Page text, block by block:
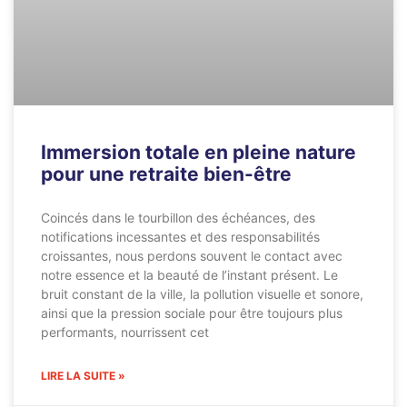
Immersion totale en pleine nature
pour une retraite bien-être
Coincés dans le tourbillon des échéances, des
notifications incessantes et des responsabilités
croissantes, nous perdons souvent le contact avec
notre essence et la beauté de l’instant présent. Le
bruit constant de la ville, la pollution visuelle et sonore,
ainsi que la pression sociale pour être toujours plus
performants, nourrissent cet
LIRE LA SUITE »